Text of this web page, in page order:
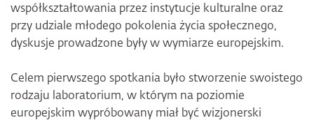
współkształtowania przez instytucje kulturalne oraz
przy udziale młodego pokolenia życia społecznego,
dyskusje prowadzone były w wymiarze europejskim.
Celem pierwszego spotkania było stworzenie swoistego
rodzaju laboratorium, w którym na poziomie
europejskim wypróbowany miał być wizjonerski